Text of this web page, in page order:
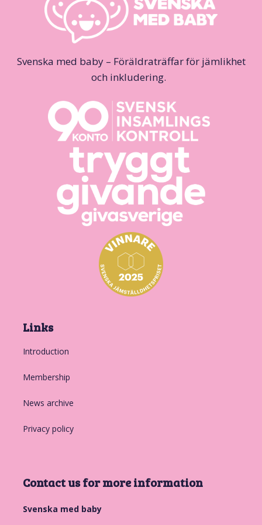
Svenska med baby – Föräldraträffar för jämlikhet
och inkludering.
Links
Introduction
Membership
News archive
Privacy policy
Contact us for more information
Svenska med baby